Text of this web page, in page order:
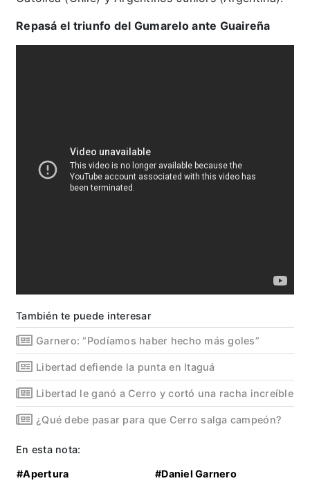
Repasá el triunfo del Gumarelo ante Guaireña
También te puede interesar
Garnero: “Podíamos haber hecho más goles”
Libertad defiende la punta en Itaguá
Libertad le ganó a Cerro y cortó una racha increíble
¿Qué debe pasar para que Cerro salga campeón?
En esta nota:
#Apertura #Daniel Garnero